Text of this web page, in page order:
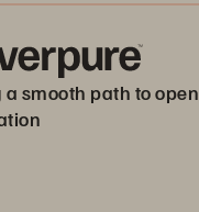
smooth path to open